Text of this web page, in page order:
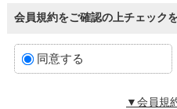
会員規約をご確認の上チェック
同意する
▼会員規